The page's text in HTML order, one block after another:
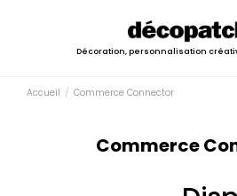
Décoration, personnalisation
Accueil Commerce Connector
Commerce